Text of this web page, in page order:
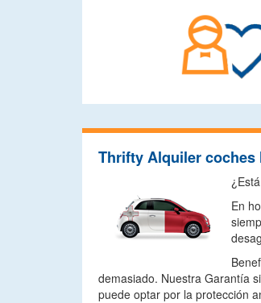
Thrifty Alquiler coches
En
demasiado. Nuestra Garantía
puede optar por la protección